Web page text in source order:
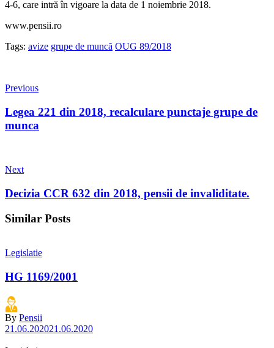
4-6, care intră în vigoare la data de 1 noiembrie 2018.
www.pensii.ro
Tags: avize grupe de muncă OUG 89/2018
Previous
Legea 221 din 2018, recalculare punctaje grupe de
munca
Next
Decizia CCR 632 din 2018, pensii de invaliditate.
Similar Posts
Legislatie
HG 1169/2001
By Pensii
21.06.202021.06.2020